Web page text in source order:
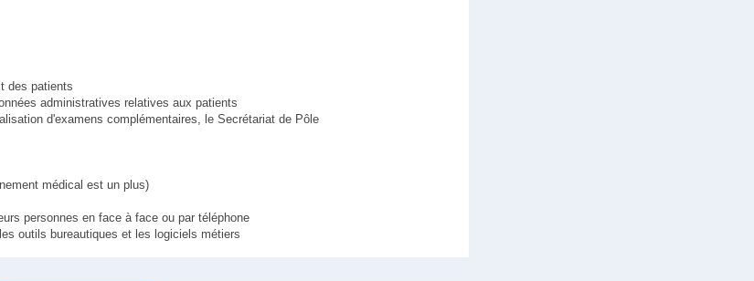
des patients
administratives relatives aux patients
d'examens complémentaires, le Secrétariat de Pôle
médical est un plus)
personnes en face à face ou par téléphone
outils bureautiques et les logiciels métiers